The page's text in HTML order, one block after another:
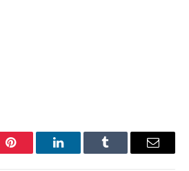
Pinterest LinkedInTumblr Email